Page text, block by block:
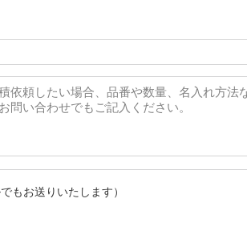
もお送りいたします）